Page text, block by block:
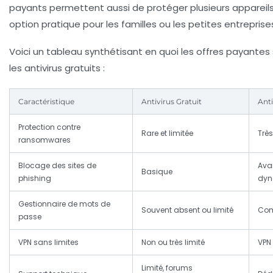
payants permettent aussi de protéger plusieurs
option pratique pour les familles ou les petites
Voici un tableau synthétisant en quoi les offres
les antivirus gratuits :
Caractéristique Antivirus Gratuit
Protection contre
ransomwares
Rare et limitée
Blocage des sites de
phishing
Basique
Gestionnaire de mots de
passe
Souvent absent ou limité
VPN sans limites Non ou très limité
Limité, forums